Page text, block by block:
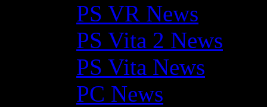
PS VR News
PS Vita 2 News
PS Vita News
PC News